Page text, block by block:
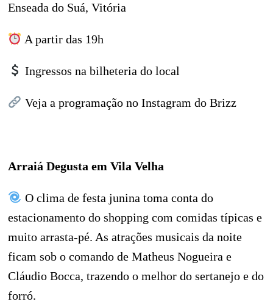
Enseada do Suá, Vitória
A partir das 19h
Ingressos na bilheteria do local
Veja a programação no Instagram do Brizz
Arraiá Degusta em Vila Velha
O clima de festa junina toma conta do
estacionamento do shopping com comidas típicas e
muito arrasta-pé. As atrações musicais da noite
ficam sob o comando de Matheus Nogueira e
Cláudio Bocca, trazendo o melhor do sertanejo e do
forró.